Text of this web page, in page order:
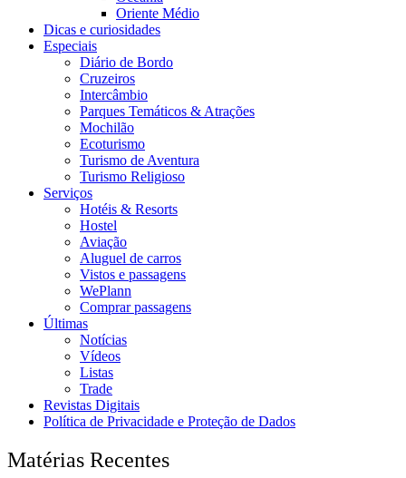
Oriente Médio
Dicas e curiosidades
Especiais
Diário de Bordo
Cruzeiros
Intercâmbio
Parques Temáticos & Atrações
Mochilão
Ecoturismo
Turismo de Aventura
Turismo Religioso
Serviços
Hotéis & Resorts
Hostel
Aviação
Aluguel de carros
Vistos e passagens
WePlann
Comprar passagens
Últimas
Notícias
Vídeos
Listas
Trade
Revistas Digitais
Política de Privacidade e Proteção de Dados
Matérias Recentes